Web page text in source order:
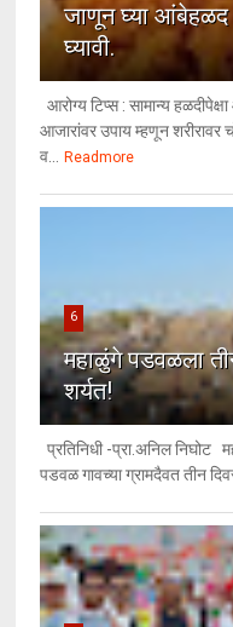
जाणून घ्या आंबेहळद
घ्यावी.
आरोग्य टिप्स : सामान्य
आजारांवर उपाय म्हणून शरीरावर
व... Readmore
6
महाळुंगे पडवळला
शर्यत!
प्रतिनिधी -प्रा.अनिल निघोट
पडवळ गावच्या ग्रामदैवत तीन